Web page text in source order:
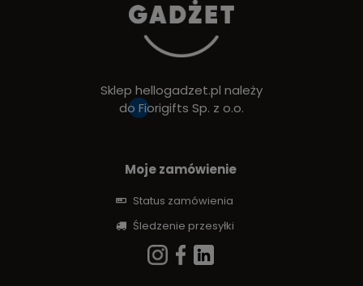
Sklep hellogadzet.pl należy
do Fiorigifts Sp. z o.o.
Moje zamówienie
Status zamówienia
Śledzenie przesyłki